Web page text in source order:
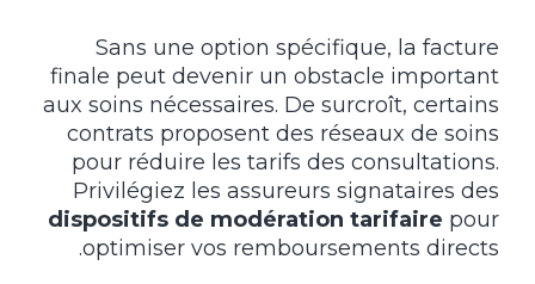
Sans une option spécifique, la facture
finale peut devenir un obstacle important
aux soins nécessaires. De surcroît, certains
contrats proposent des réseaux de soins
pour réduire les tarifs des consultations.
Privilégiez les assureurs signataires des
dispositifs de modération tarifaire pour
optimiser vos remboursements directs.